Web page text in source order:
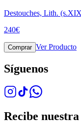
Destouches, Lith.
240€
Comprar Ver Producto
Síguenos
Recibe